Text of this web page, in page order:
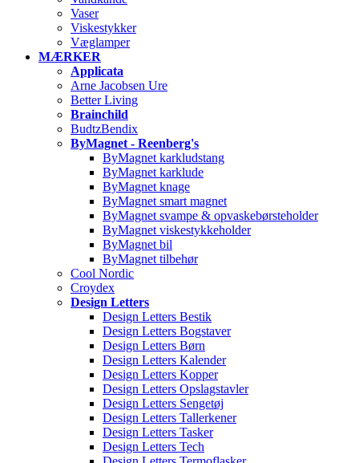
Vaser
Viskestykker
Væglamper
MÆRKER
Applicata
Arne Jacobsen Ure
Better Living
Brainchild
BudtzBendix
ByMagnet - Reenberg's
ByMagnet karkludstang
ByMagnet karklude
ByMagnet knage
ByMagnet smart magnet
ByMagnet svampe & opvaskebørsteholder
ByMagnet viskestykkeholder
ByMagnet bil
ByMagnet tilbehør
Cool Nordic
Croydex
Design Letters
Design Letters Bestik
Design Letters Bogstaver
Design Letters Børn
Design Letters Kalender
Design Letters Kopper
Design Letters Opslagstavler
Design Letters Sengetøj
Design Letters Tallerkener
Design Letters Tasker
Design Letters Tech